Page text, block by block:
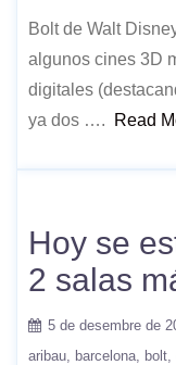
Bolt de Walt
algunos cines 3D
digitales
ya dos ….
Read
Hoy se
2 salas
5 de desembre de
aribau
barcelona bolt